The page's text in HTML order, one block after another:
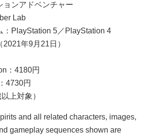
ョンアドベンチャー
Lab
：PlayStation 5／PlayStation 4
年9月21日）
：4180円
4730円
上対象）
and all related characters, images,
gameplay sequences shown are